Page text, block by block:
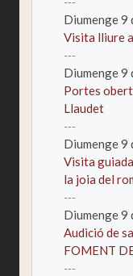
Diumenge 9
Visita lliure
---
Diumenge 9
Portes
Llaudet
---
Diumenge 9
Visita
la joia del
---
Diumenge 9
Audició de
FOMENT
---